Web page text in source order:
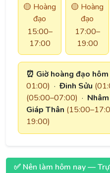
🟡 Hoàng
đạo
15:00–
17:00
🟡 Hoàng
đạo
17:00–
19:00
⏰ Giờ hoàng đạo hôm
01:00) ·Đinh Sửu
(05:00–07:00) ·
Giáp Thân
19:00)
✅ Nên làm hôm nay —